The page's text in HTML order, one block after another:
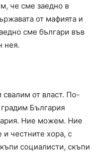
че сме заедно в
от мафията и
сме българи във
нея.
от власт. По-
България
Ние можем. Ние
честните хора, с
социалисти, скъпи